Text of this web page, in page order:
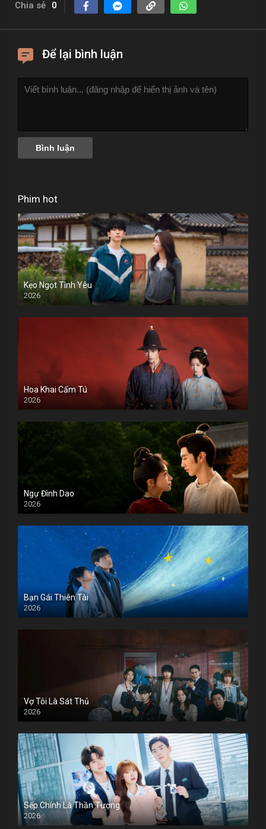
Chia sẻ 0
Để lại bình luận
Phim hot
Kẹo Ngọt Tình Yêu
2026
Hoa Khai Cẩm Tú
2026
Ngự Đình Dao
2026
Bạn Gái Thiên Tài
2026
Vợ Tôi Là Sát Thủ
2026
Sếp Chính Là Thần Tượng
2026